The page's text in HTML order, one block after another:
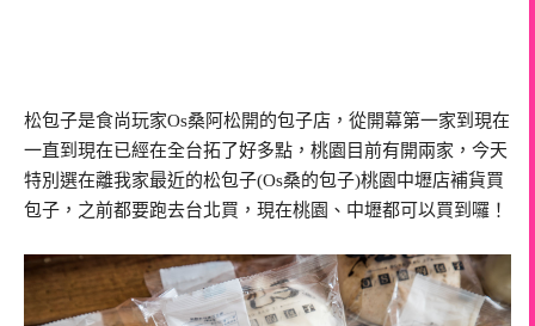
松包子是食尚玩家Os桑阿松開的包子店，從開幕第一家到現在
一直到現在已經在全台拓了好多點，桃園目前有開兩家，今天
特別選在離我家最近的松包子(Os桑的包子)桃園中壢店補貨買
包子，之前都要跑去台北買，現在桃園、中壢都可以買到囉！